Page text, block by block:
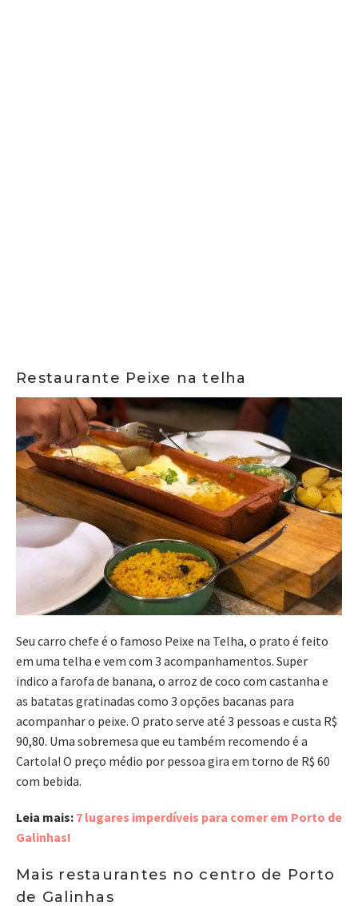
Restaurante Peixe na telha
Seu carro chefe é o famoso Peixe na Telha, o prato é feito
em uma telha e vem com 3 acompanhamentos. Super
indico a farofa de banana, o arroz de coco com castanha e
as batatas gratinadas como 3 opções bacanas para
acompanhar o peixe. O prato serve até 3 pessoas e custa R$
90,80. Uma sobremesa que eu também recomendo é a
Cartola! O preço médio por pessoa gira em torno de R$ 60
com bebida.
Leia mais: 7 lugares imperdíveis para comer em Porto de
Galinhas!
Mais restaurantes no centro de Porto
de Galinhas